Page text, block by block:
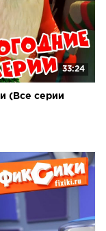
33:24
(Все серии